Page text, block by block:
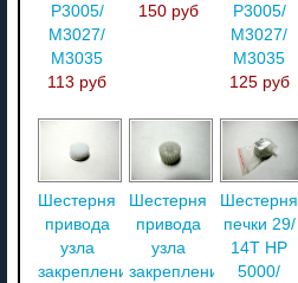
P3005/
M3027/
M3035
113 руб
150 руб
P3005/
M3027/
M3035
125 руб
Шестерня
привода
узла
закрепления
Шестерня
привода
узла
закрепления
Шестерня
печки 29/
14T HP
5000/